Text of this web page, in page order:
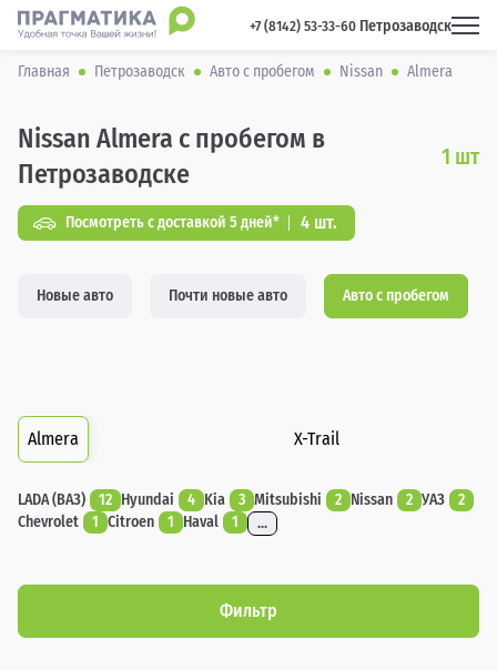
+7 (8142) 53-33-60 Петрозаводск
Главная Петрозаводск Авто с пробегом Nissan Almera
Nissan Almera с пробегом в
Петрозаводске
1 шт
Посмотреть с доставкой 5 дней* 4 шт.
Новые авто Почти новые авто Авто с пробегом
Almera X-Trail
LADA (ВАЗ) 12 Hyundai 4 Kia 3 Mitsubishi 2 Nissan 2 УАЗ
2
Chevrolet
1 Citroen 1 Haval 1 ...
Фильтр